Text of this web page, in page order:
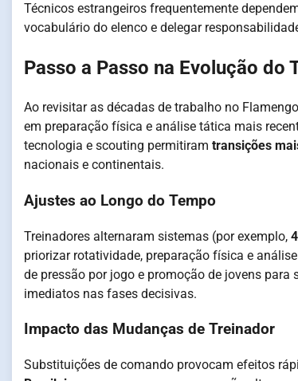
Técnicos estrangeiros frequentemente
vocabulário do elenco e delegar
Passo a Passo na Evolução do
Ao revisitar as décadas de trabalho no
em preparação física e análise tática mais
tecnologia e scouting permitiram transições
nacionais e continentais.
Ajustes ao Longo do Tempo
Treinadores alternaram sistemas (por exemplo,
priorizar rotatividade, preparação física e
de pressão por jogo e promoção de jovens
imediatos nas fases decisivas.
Impacto das Mudanças de Treinador
Substituições de comando provocam efeitos